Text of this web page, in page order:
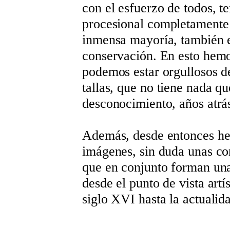
con el esfuerzo de todos,
procesional
inmensa mayoría, también
conservación. En esto
podemos estar orgullosos
tallas, que no tiene nada
desconocimiento, años
Además, desde entonces
imágenes, sin duda unas
que en conjunto forman
desde el punto de vista
siglo XVI hasta la